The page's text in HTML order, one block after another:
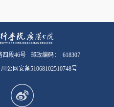
段46号 邮政编码： 618307
川公网安备51068102510748号